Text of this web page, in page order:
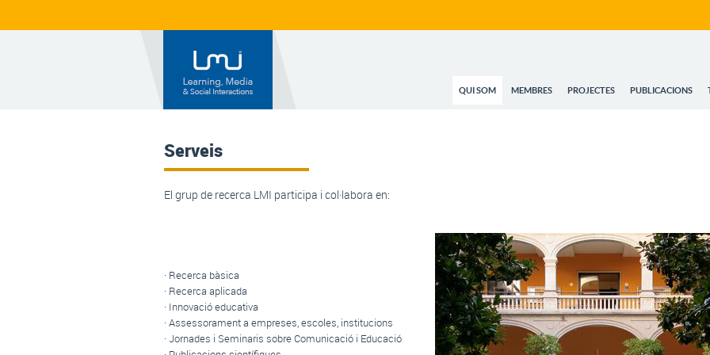
QUI SOM MEMBRES PROJECTES PUBLICACIONS
Serveis
El grup de recerca LMI participa i col·labora en:
· Recerca bàsica
· Recerca aplicada
· Innovació educativa
· Assessorament a empreses, escoles, institucions
· Jornades i Seminaris sobre Comunicació i Educació